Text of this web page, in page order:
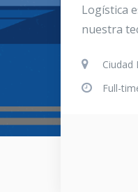
Logística
nuestra
Ciudad
Full-